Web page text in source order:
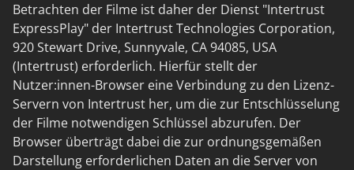
Betrachten der Filme ist daher der Dienst "Intertrust
ExpressPlay" der Intertrust Technologies Corporation,
920 Stewart Drive, Sunnyvale, CA 94085, USA
(Intertrust) erforderlich. Hierfür stellt der
Nutzer:innen-Browser eine Verbindung zu den Lizenz-
Servern von Intertrust her, um die zur Entschlüsselung
der Filme notwendigen Schlüssel abzurufen. Der
Browser überträgt dabei die zur ordnungsgemäßen
Darstellung erforderlichen Daten an die Server von